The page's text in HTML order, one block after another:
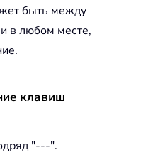
быть между
в любом месте,
клавиш
"---".